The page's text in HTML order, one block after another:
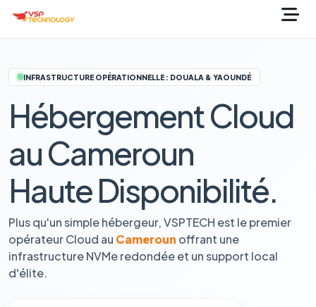
INFRASTRUCTURE OPÉRATIONNELLE : DOUALA & YAOUNDÉ
Hébergement Cloud
au Cameroun
Haute Disponibilité.
Plus qu'un simple hébergeur, VSPTECH est le premier
opérateur Cloud au Cameroun offrant une
infrastructure NVMe redondée et un support local
d'élite.